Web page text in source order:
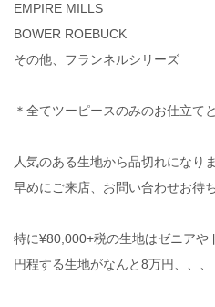
EMPIRE MILLS
BOWER ROEBUCK
その他、フランネルシリーズ
＊全てツーピースのみのお仕立て
人気のある生地から品切れになり
早めにご来店、お問い合わせお待
特に¥80,000+税の生地はゼニア
円程する生地がなんと8万円、、、